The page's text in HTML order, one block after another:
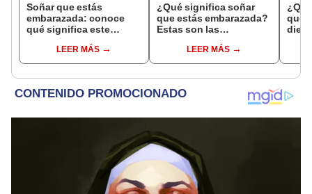
Soñar que estás
embarazada: conoce
qué significa este
LEER MÁS
¿Qué significa soñar
que estás embarazada?
Estas son las
comunesLEER MÁS
que